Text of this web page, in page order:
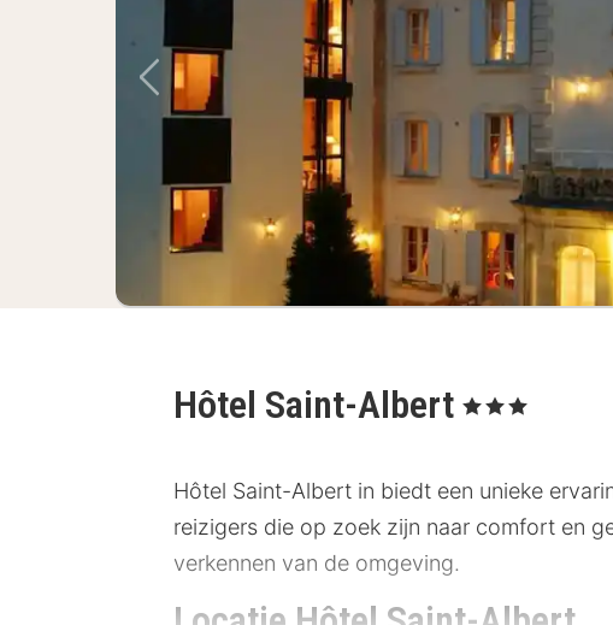
Vorige foto
Hôtel Saint-Albert , 3 Sterren
Hôtel Saint-Albert in biedt een unieke
reizigers die op zoek zijn naar comfort en
verkennen van de omgeving.